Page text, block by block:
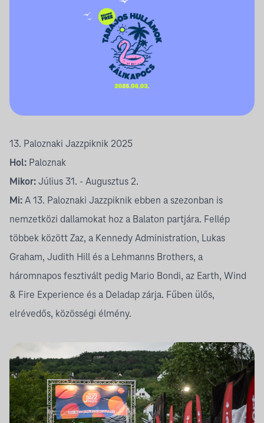
13. Paloznaki Jazzpiknik 2025
Hol: Paloznak
Mikor: Július 31. - Augusztus 2.
Mi: A 13. Paloznaki Jazzpiknik ebben a szezonban is
nemzetközi dallamokat hoz a Balaton partjára. Fellép
többek között Zaz, a Kennedy Administration, Lukas
Graham, Judith Hill és a Lehmanns Brothers, a
háromnapos fesztivált pedig Mario Bondi, az Earth, Wind
& Fire Experience és a Deladap zárja. Fűben ülős,
elrévedős, közösségi élmény.